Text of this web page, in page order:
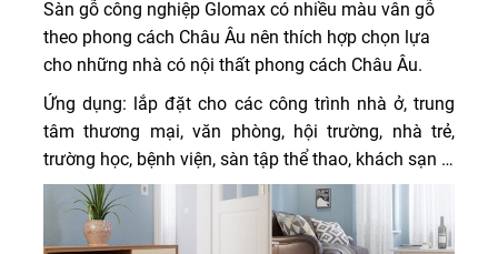
Sàn gỗ công nghiệp Glomax có nhiều màu vân gỗ
theo phong cách Châu Âu nên thích hợp chọn lựa
cho những nhà có nội thất phong cách Châu Âu.
Ứng dụng: lắp đặt cho các công trình nhà ở, trung
tâm thương mại, văn phòng, hội trường, nhà trẻ,
trường học, bệnh viện, sàn tập thể thao, khách sạn …